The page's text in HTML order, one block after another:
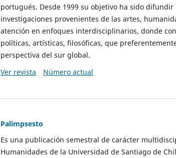
portugués. Desde 1999 su objetivo ha sido
investigaciones provenientes de las artes,
atención en enfoques interdisciplinarios, donde
políticas, artísticas, filosóficas, que
perspectiva del sur global.
Ver revista
Número actual
Palimpsesto
Es una publicación semestral de carácter
Humanidades de la Universidad de Santiago de